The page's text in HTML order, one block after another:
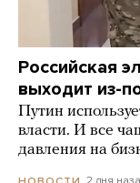
Российская
выходит из-
Путин
власти. И все
давления на